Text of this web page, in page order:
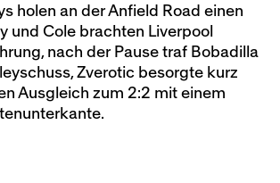
12:1
1:0
= Cupspiel
holen an der Anfield Road einen
und Cole brachten Liverpool
nach der Pause traf Bobadilla
Zverotic besorgte kurz
Ausgleich zum 2:2 mit einem